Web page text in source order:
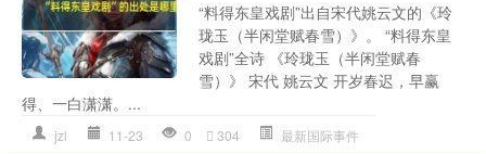
“料得东皇戏剧”出自宋代姚云文的《玲
珑玉（半闲堂赋春雪）》。 “料得东皇
戏剧”全诗 《玲珑玉（半闲堂赋春
雪）》 宋代 姚云文 开岁春迟，早赢
得、一白潇潇。...
jzl 11-23 0 304 最新国际事件